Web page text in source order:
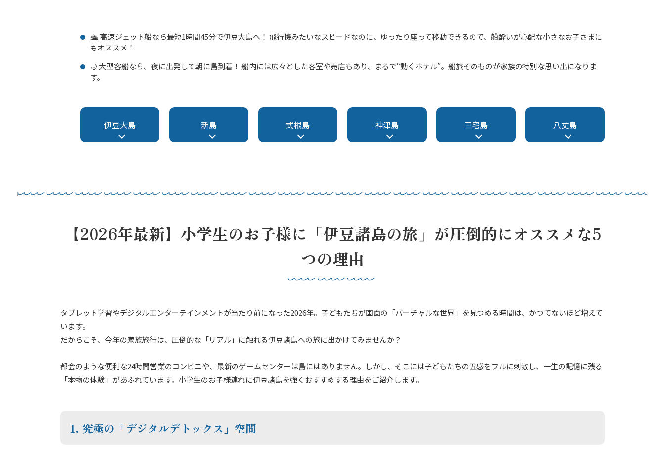
🛳️ 高速ジェット船なら最短1時間45分で伊豆大島へ！ 飛行機みたいなスピードなのに、ゆったり座って移動できるので、船酔いが心配な小さなお子さまに
もオススメ！
🌙 大型客船なら、夜に出発して朝に島到着！ 船内には広々とした客室や売店もあり、まるで“動くホテル”。船旅そのものが家族の特別な思い出になりま
す。
伊豆大島 新島 式根島 神津島 三宅島 八丈島
【2026年最新】小学生のお子様に「伊豆諸島の旅」が圧倒的にオススメな5
つの理由
タブレット学習やデジタルエンターテインメントが当たり前になった2026年。子どもたちが画面の「バーチャルな世界」を見つめる時間は、かつてないほど増えて
います。
だからこそ、今年の家族旅行は、圧倒的な「リアル」に触れる伊豆諸島への旅に出かけてみませんか？
都会のような便利な24時間営業のコンビニや、最新のゲームセンターは島にはありません。しかし、そこには子どもたちの五感をフルに刺激し、一生の記憶に残る
「本物の体験」があふれています。小学生のお子様連れに伊豆諸島を強くおすすめする理由をご紹介します。
1. 究極の「デジタルデトックス」空間